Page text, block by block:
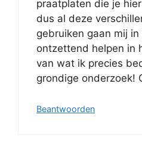
praatplaten die je
dus al deze
gebruiken gaan mij
ontzettend helpen in
van wat ik precies
grondige onderzoek!
Beantwoorden